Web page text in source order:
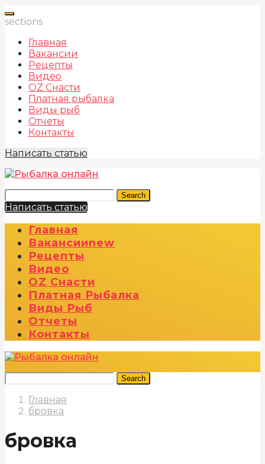
sections
Главная
Вакансии
Рецепты
Видео
OZ Снасти
Платная рыбалка
Виды рыб
Отчеты
Контакты
Написать статью
Search
Написать статью
Главная
ВакансииNew
Рецепты
Видео
OZ Снасти
Платная Рыбалка
Виды Рыб
Отчеты
Контакты
Search
Главная
бровка
бровка